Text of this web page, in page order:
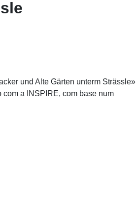
und Alte Gärten unterm Strässle»
a INSPIRE, com base num